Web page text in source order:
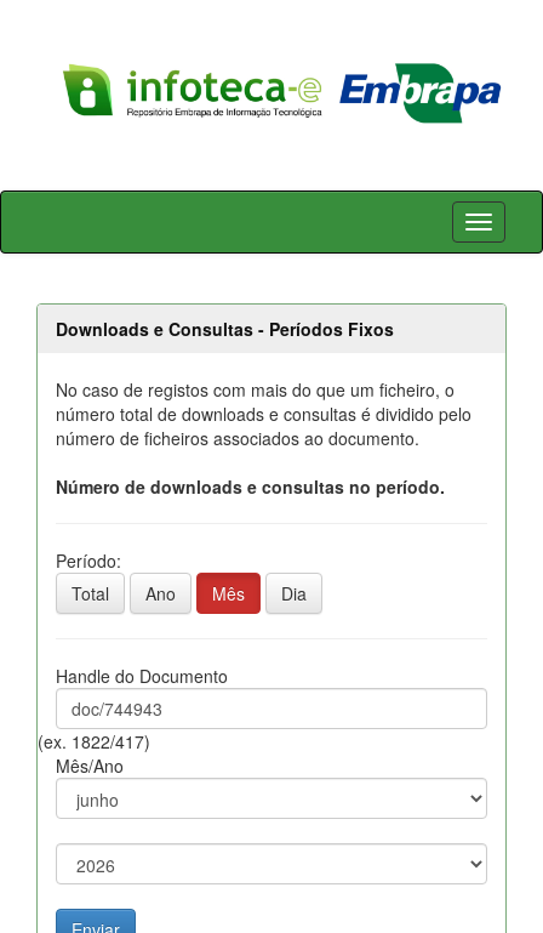
Skip
Downloads e Consultas - Períodos Fixos
No caso de registos com mais do que um ficheiro, o
número total de downloads e consultas é dividido pelo
número de ficheiros associados ao documento.
Número de downloads e consultas no período.
Período:
Total
Ano Mês Dia
Handle do Documento
(ex. 1822/417)
Mês/Ano